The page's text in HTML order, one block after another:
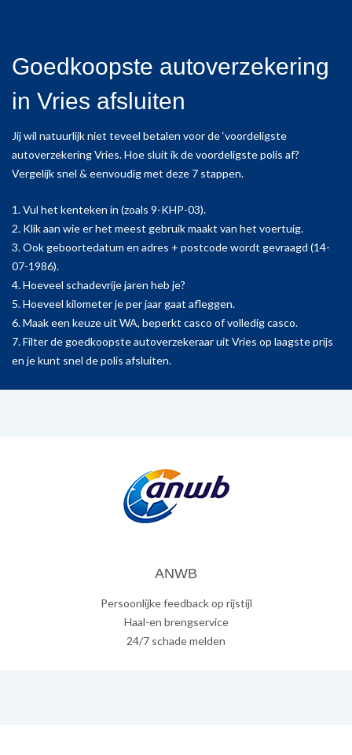
Goedkoopste autoverzekering
in Vries afsluiten
Jij wil natuurlijk niet teveel betalen voor de ‘voordeligste
autoverzekering Vries. Hoe sluit ik de voordeligste polis af?
Vergelijk snel & eenvoudig met deze 7 stappen.
1. Vul het kenteken in (zoals 9-KHP-03).
2. Klik aan wie er het meest gebruik maakt van het voertuig.
3. Ook geboortedatum en adres + postcode wordt gevraagd (14-
07-1986).
4. Hoeveel schadevrije jaren heb je?
5. Hoeveel kilometer je per jaar gaat afleggen.
6. Maak een keuze uit WA, beperkt casco of volledig casco.
7. Filter de goedkoopste autoverzekeraar uit Vries op laagste prijs
en je kunt snel de polis afsluiten.
ANWB
Persoonlijke feedback op rijstijl
Haal-en brengservice
24/7 schade melden